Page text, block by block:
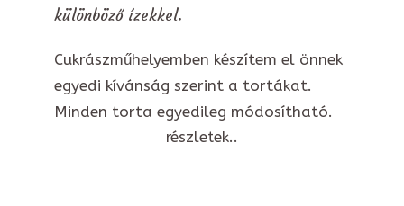
különböző ízekkel.
Cukrászműhelyemben készítem el önnek
egyedi kívánság szerint a tortákat.
Minden torta egyedileg módosítható.
részletek..